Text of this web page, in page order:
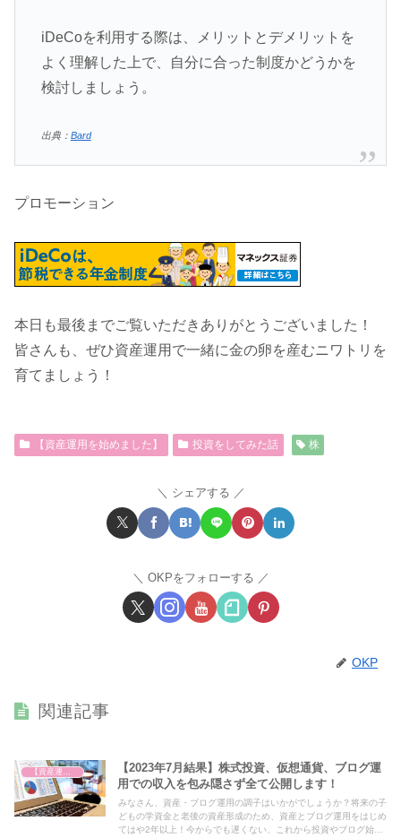
iDeCoを利用する際は、メリットとデメリットを
よく理解した上で、自分に合った制度かどうかを
検討しましょう。
出典： Bard
プロモーション
本日も最後までご覧いただきありがとうございました！
皆さんも、ぜひ資産運用で一緒に金の卵を産むニワトリを
育てましょう！
【資産運用を始めました】 投資をしてみた話 株
シェアする
OKPをフォローする
OKP
関連記事
【2023年7月結果】株式投資、仮想通貨、ブログ運
用での収入を包み隠さず全て公開します！
みなさん、資産・ブログ運用の調子はいかがでしょうか？将来の子
どもの学資金と老後の資産形成のため、資産とブログ運用をはじめ
てはや2年以上！今からでも遅くない、これから投資やブログ始め